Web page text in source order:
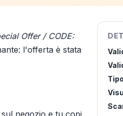
Offer / CODE:
l'offerta è stata